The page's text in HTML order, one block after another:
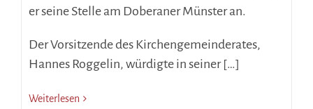
er seine Stelle am Doberaner Münster an.
Der Vorsitzende des Kirchengemeinderates,
Hannes Roggelin, würdigte in seiner […]
Weiterlesen